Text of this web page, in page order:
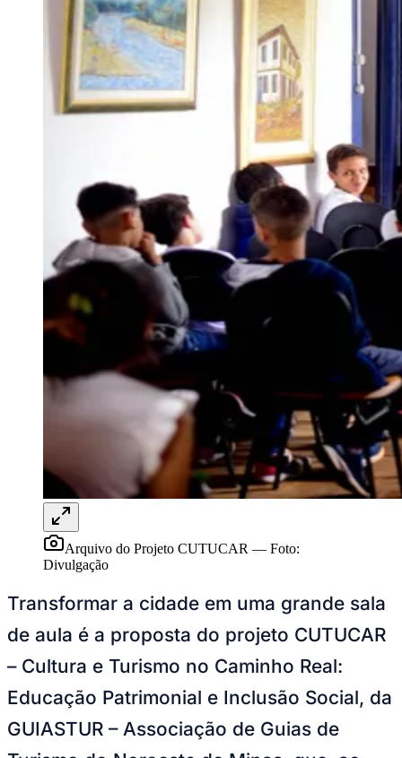
Juventude
Clima e Previsão do Tempo
Vagas de Emprego
Portal Pet
Explore Barueri
Guia de Empresas
Anuncie Aqui
Seguir 4min de leitura
CUTUCAR transforma patrimônio
Redação Jornal de Barueri
06 de julho de 2026 às 16:11